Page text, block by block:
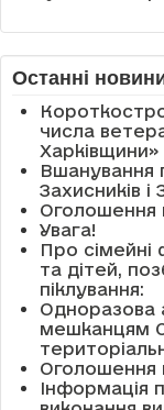
Останні
числа
Харківщини»
Вшанування
Захисників і
Оголошення
Увага!
Про сімейні
та дітей,
піклування:
Одноразова
мешканцям
Оголошення
Інформація